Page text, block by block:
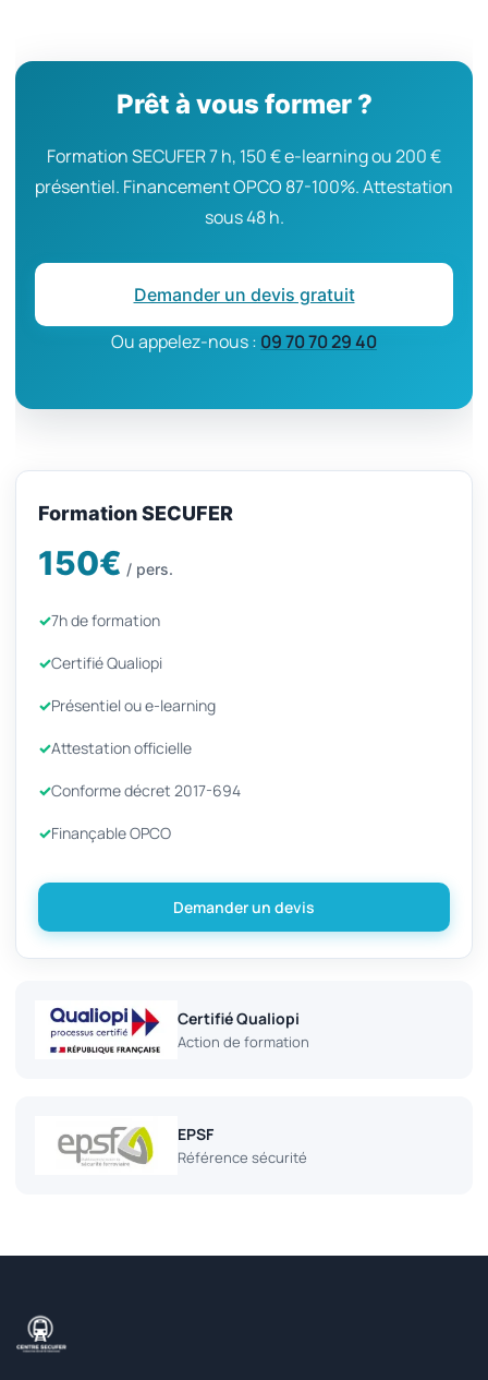
Prêt à vous former ?
Formation SECUFER 7 h, 150 € e-learning ou 200 €
présentiel. Financement OPCO 87-100%. Attestation
sous 48 h.
Demander un devis gratuit
Ou appelez-nous : 09 70 70 29 40
Formation SECUFER
150€ / pers.
7h de formation
Certifié Qualiopi
Présentiel ou e-learning
Attestation officielle
Conforme décret 2017-694
Finançable OPCO
Demander un devis
Certifié Qualiopi
Action de formation
EPSF
Référence sécurité